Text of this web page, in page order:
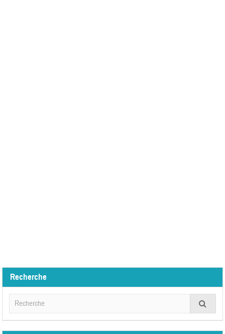
Recherche